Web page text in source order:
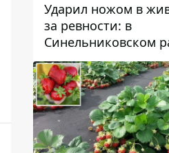
Ударил ножом в
за ревности: в
Синельниковском
задержали 49-
мужчину за